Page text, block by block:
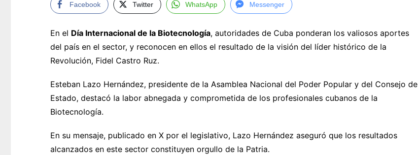
Facebook Twitter WhatsApp Messenger
En el Día Internacional de la Biotecnología, autoridades de Cuba ponderan los valiosos aportes
del país en el sector, y reconocen en ellos el resultado de la visión del líder histórico de la
Revolución, Fidel Castro Ruz.
Esteban Lazo Hernández, presidente de la Asamblea Nacional del Poder Popular y del Consejo de
Estado, destacó la labor abnegada y comprometida de los profesionales cubanos de la
Biotecnología.
En su mensaje, publicado en X por el legislativo, Lazo Hernández aseguró que los resultados
alcanzados en este sector constituyen orgullo de la Patria.